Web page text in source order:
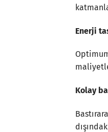
Enerji
Kolay